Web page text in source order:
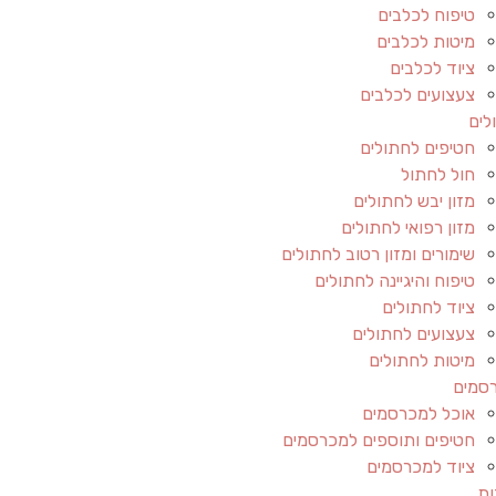
טיפוח לכלבים
מיטות לכלבים
ציוד לכלבים
צעצועים לכלבים
חטיפים לחתולים
חול לחתול
מזון יבש לחתולים
מזון רפואי לחתולים
שימורים ומזון רטוב לחתולים
טיפוח והיגיינה לחתולים
ציוד לחתולים
צעצועים לחתולים
מיטות לחתולים
אוכל למכרסמים
חטיפים ותוספים למכרסמים
ציוד למכרסמים